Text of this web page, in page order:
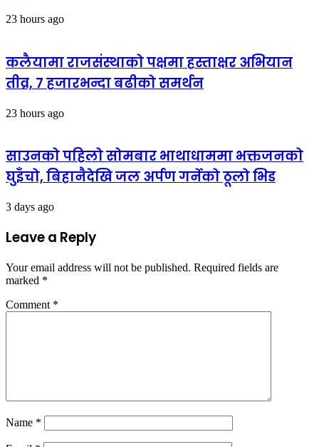
23 hours ago
कलैयामा राजसंस्थाको पक्षमा हस्ताक्षर अभियान
तीव्र, ७ हजारभन्दा बढीको समर्थन
23 hours ago
साउनको पहिलो सोमबार भाथाधाममा भक्तजनको
घुइँचो, बिहानैदेखि जल अर्पण गर्नेको ठूलो भिड
3 days ago
Leave a Reply
Your email address will not be published. Required fields are
marked *
Comment *
Name *